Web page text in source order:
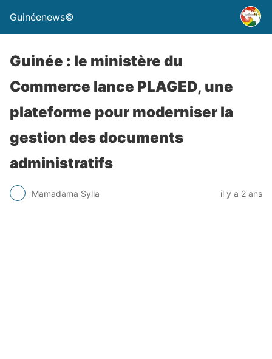
Guinéenews©
Guinée : le ministère du
Commerce lance PLAGED, une
plateforme pour moderniser la
gestion des documents
administratifs
Mamadama Sylla il y a 2 ans